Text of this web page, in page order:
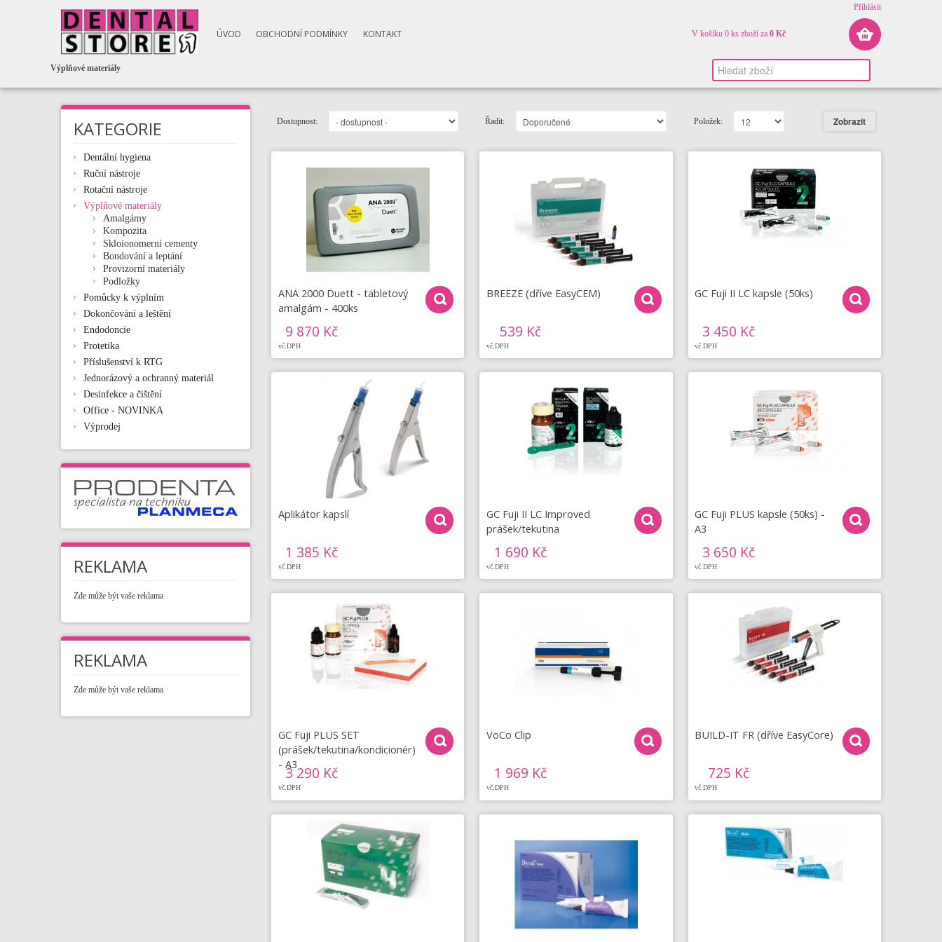
Přihlásit
ÚVOD OBCHODNÍ PODMÍNKY KONTAKT V košíku 0 ks zboží za 0 Kč
Výplňové materiály
Dostupnost: Řadit: Položek:
ANA 2000 Duett - tabletový
amalgám - 400ks
9 870 Kč
vč.DPH
BREEZE (dříve EasyCEM)
539 Kč
vč.DPH
GC Fuji II LC kapsle (50ks)
3 450 Kč
vč.DPH
Aplikátor kapslí
1 385 Kč
vč.DPH
GC Fuji II LC Improved
prášek/tekutina
1 690 Kč
vč.DPH
GC Fuji PLUS kapsle (50ks) -
A3
3 650 Kč
vč.DPH
GC Fuji PLUS SET
(prášek/tekutina/kondicionér)
- A3
3 290 Kč
vč.DPH
VoCo Clip
1 969 Kč
vč.DPH
BUILD-IT FR (dříve EasyCore)
725 Kč
vč.DPH
KATEGORIE
Dentální hygiena
Ruční nástroje
Rotační nástroje
Výplňové materiály
Amalgámy
Kompozita
Skloionomerní cementy
Bondování a leptání
Provizorní materiály
Podložky
Pomůcky k výplním
Dokončování a leštění
Endodoncie
Protetika
Příslušenství k RTG
Jednorázový a ochranný materiál
Desinfekce a čištění
Office - NOVINKA
Výprodej
REKLAMA
Zde může být vaše reklama
REKLAMA
Zde může být vaše reklama